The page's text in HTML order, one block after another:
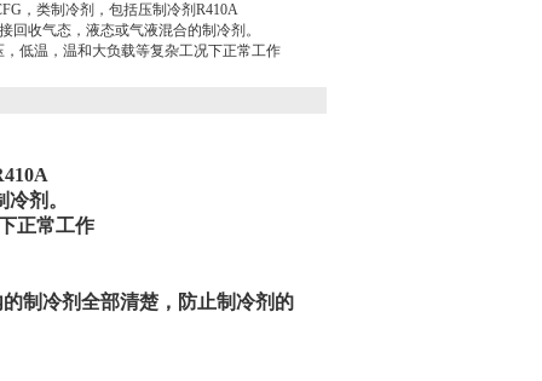
，类制冷剂，包括压制冷剂R410A
回收气态，液态或气液混合的制冷剂。
低温，温和大负载等复杂工况下正常工作
剂。
正常工作
制冷剂全部清楚，防止制冷剂的